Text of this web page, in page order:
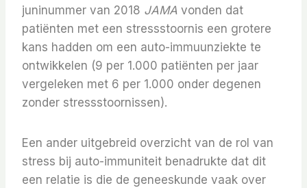
juninummer van 2018 JAMA vonden dat
patiënten met een stressstoornis een grotere
kans hadden om een ​​auto-immuunziekte te
ontwikkelen (9 per 1.000 patiënten per jaar
vergeleken met 6 per 1.000 onder degenen
zonder stressstoornissen).
Een ander uitgebreid overzicht van de rol van
stress bij auto-immuniteit benadrukte dat dit
een relatie is die de geneeskunde vaak over